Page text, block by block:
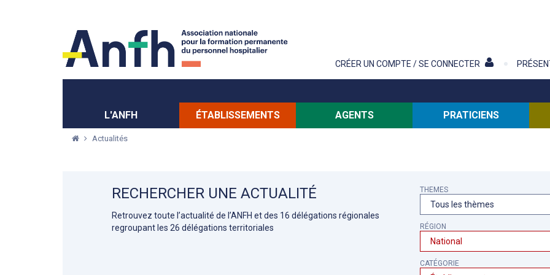
CRÉER UN COMPTE / SE CONNECTER
L'ANFH ÉTABLISSEMENTS AGENTS PRATICIENS
Actualités
RECHERCHER UNE ACTUALITÉ
Retrouvez toute l’actualité de l’ANFH et des 16 délégations régionales
regroupant les 26 délégations territoriales
THEMES
RÉGION
CATÉGORIE